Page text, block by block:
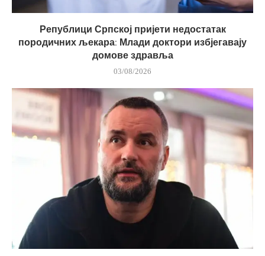
Републици Српској пријети недостатак
породичних љекара: Млади доктори избјегавају
домове здравља
03/08/2026